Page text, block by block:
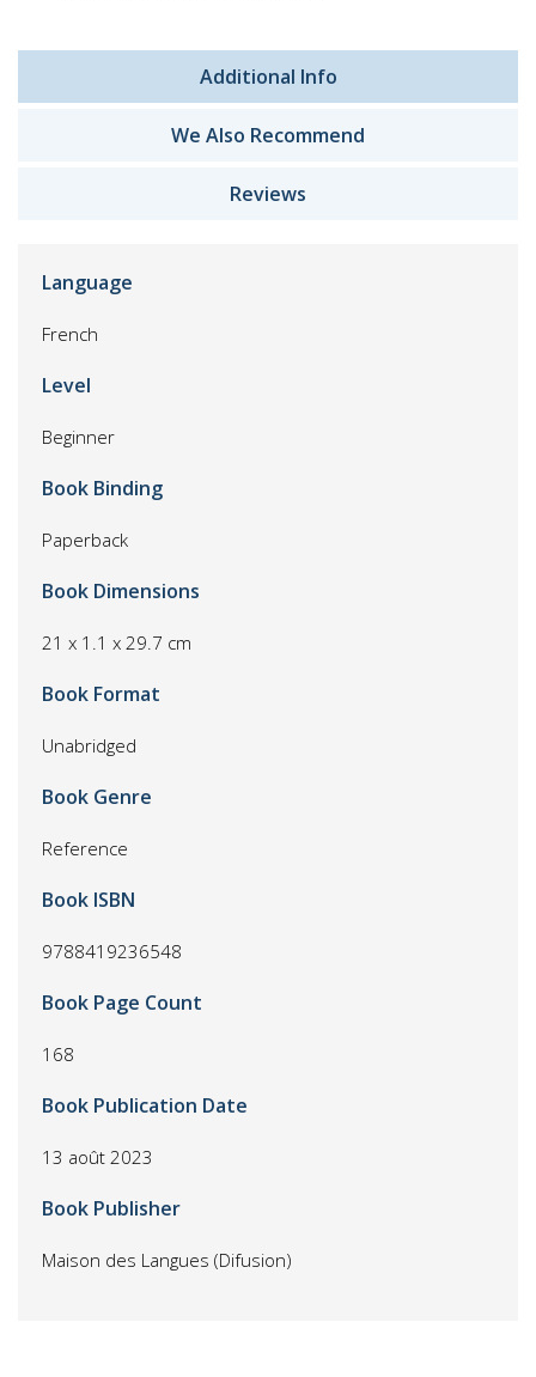
Additional Info
We Also Recommend
Reviews
Language
French
Level
Beginner
Book Binding
Paperback
Book Dimensions
21 x 1.1 x 29.7 cm
Book Format
Unabridged
Book Genre
Reference
Book ISBN
9788419236548
Book Page Count
168
Book Publication Date
13 août 2023
Book Publisher
Maison des Langues (Difusion)